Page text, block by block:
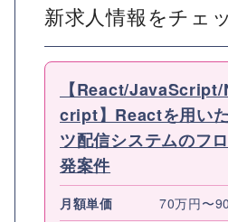
新求人情報をチェ
【React/
cript】Reactを用い
ツ配信システムのフ
発案件
月額単価
70万円〜